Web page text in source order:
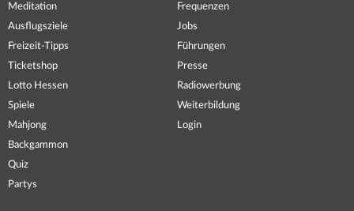
Meditation
Ausflugsziele
Freizeit-Tipps
Ticketshop
Lotto Hessen
Spiele
Mahjong
Backgammon
Quiz
Partys
Frequenzen
Jobs
Führungen
Presse
Radiowerbung
Weiterbildung
Login